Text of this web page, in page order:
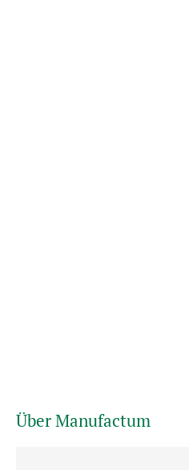
Über Manufactum